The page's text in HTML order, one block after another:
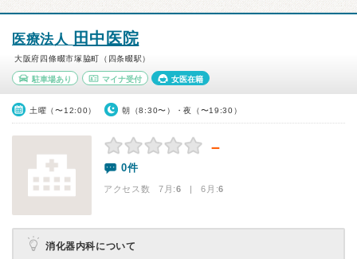
医療法人 田中医院
大阪府四條畷市塚脇町（四条畷駅）
駐車場あり マイナ受付 女医在籍
土曜（〜12:00） 朝（8:30〜）・夜（〜19:30）
－
0件
アクセス数 7月:6 | 6月:6
消化器内科について